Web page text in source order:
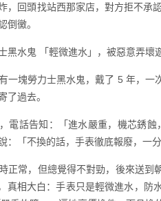
，回頭找站西那家店，對方拒不承
倒黴。
黑水鬼 「輕微進水」，被惡意弄壞
一塊勞力士黑水鬼，戴了 5 年，
了過去。
電話告知：「進水嚴重，機芯銹
：「不換的話，手表徹底報廢，一
正常，但總覺得不對勁，後來送
真相大白：手表只是輕微進水，防